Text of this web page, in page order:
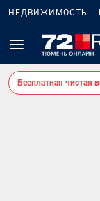
НЕДВИЖИМОСТЬ
Бесплатная чистая